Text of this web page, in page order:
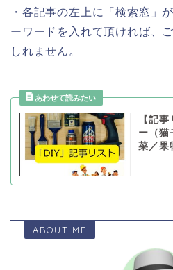
・各記事の左上に「検索窓」
ーワードを入れて頂ければ、
しれません。
【記
ー（猫
菜／果
ABOUT ME